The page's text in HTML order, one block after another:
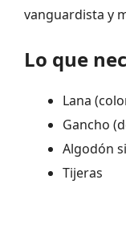
vanguardista y
Lo que
Lana
Gancho
Algodón
Tijeras